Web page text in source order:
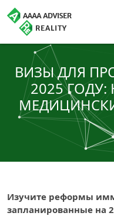
ВИЗЫ ДЛЯ
2025
Изучите реформы
запланированные на